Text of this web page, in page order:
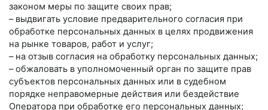
законом меры по защите своих прав;
– выдвигать условие предварительного согласия при
обработке персональных данных в целях продвижения
на рынке товаров, работ и услуг;
– на отзыв согласия на обработку персональных данных;
– обжаловать в уполномоченный орган по защите прав
субъектов персональных данных или в судебном
порядке неправомерные действия или бездействие
Оператора при обработке его персональных данных;